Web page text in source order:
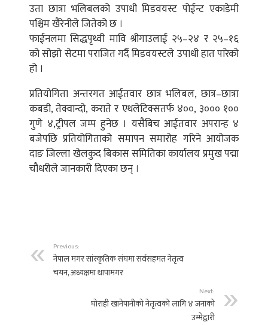
उता छात्रा भलिबलको उपाधी मिडवयस्ट पोईन्ट एकाडेमी
पश्चिम खैरेनीले जितेको छ ।
फाईनलमा सिद्धपृथ्वी मावि श्रीगाउलाई २५–२४ र २५–१६
को सोझो सेटमा पराजित गर्दै मिडवयस्टले उपाधी हात पारेको
हो ।
प्रतियोगिता अन्तरगत आईतवार छात्र भलिबल, छात्र–छात्रा
कबडी, तेक्वान्दो, कराते र एथलेटिक्सतर्फ ४००, ३००० १००
गुणे ४,ट्रीपल जम्प हुनेछ । यसैबिच आईतवार अपरान्ह ४
बजेपछि प्रतियोगिताको समापन समारोह गरिने आयोजक
दाङ जिल्ला खेलकुद बिकास समितिका कार्यालय प्रमुख पद्मा
चौधरीले जानकारी दिएका छन् ।
Previous:
नेपाल मगर सांस्कृतिक संघमा सर्वसहमत नेतृत्व
चयन, अध्यक्षमा थापामगर
Next:
घोराही खानेपानीको नेतृत्वको लागि ४ जनाको
उम्मेद्वारी